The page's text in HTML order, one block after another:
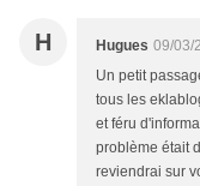
H Hugues 09/03/
Un petit
tous les
et féru
problème était
reviendrai sur